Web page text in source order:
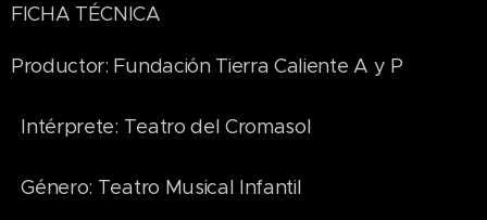
FICHA TÉCNICA
Productor: Fundación Tierra Caliente A y P
Intérprete: Teatro del Cromasol
Género: Teatro Musical Infantil